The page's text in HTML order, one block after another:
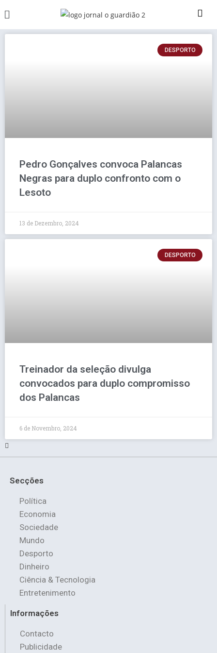
DESPORTO
Pedro Gonçalves convoca Palancas
Negras para duplo confronto com o
Lesoto
13 de Dezembro, 2024
DESPORTO
Treinador da seleção divulga
convocados para duplo compromisso
dos Palancas
6 de Novembro, 2024
Secções
Política
Economia
Sociedade
Mundo
Desporto
Dinheiro
Ciência & Tecnologia
Entretenimento
Informações
Contacto
Publicidade